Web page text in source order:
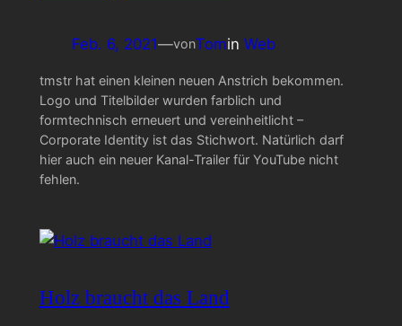
Feb. 6, 2021—vonTomin Web
tmstr hat einen kleinen neuen Anstrich bekommen.
Logo und Titelbilder wurden farblich und
formtechnisch erneuert und vereinheitlicht –
Corporate Identity ist das Stichwort. Natürlich darf
hier auch ein neuer Kanal-Trailer für YouTube nicht
fehlen.
Holz braucht das Land